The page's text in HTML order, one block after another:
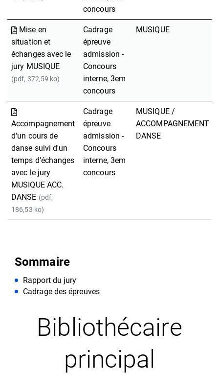
concours
Mise en
situation et
échanges avec le
jury MUSIQUE
(pdf, 372,59 ko)
Cadrage
épreuve
admission -
Concours
interne, 3em
concours
MUSIQUE
Accompagnement
d'un cours de
danse suivi d'un
temps d'échanges
avec le jury
MUSIQUE ACC.
DANSE (pdf,
186,53 ko)
Cadrage
épreuve
admission -
Concours
interne, 3em
concours
MUSIQUE /
ACCOMPAGNEMENT
DANSE
Sommaire
Rapport du jury
Cadrage des épreuves
Bibliothécaire
principal